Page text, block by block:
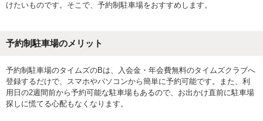
けたいものです。そこで、予約制駐車場をおすすめします。
予約制駐車場のメリット
予約制駐車場のタイムズのBは、入会金・年会費無料のタイムズクラブへ
登録するだけで、スマホやパソコンから簡単に予約可能です。また、利
用日の2週間前から予約可能な駐車場もあるので、お出かけ直前に駐車場
探しに慌てる心配もなくなります。